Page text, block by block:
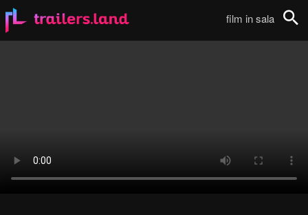
film in sala